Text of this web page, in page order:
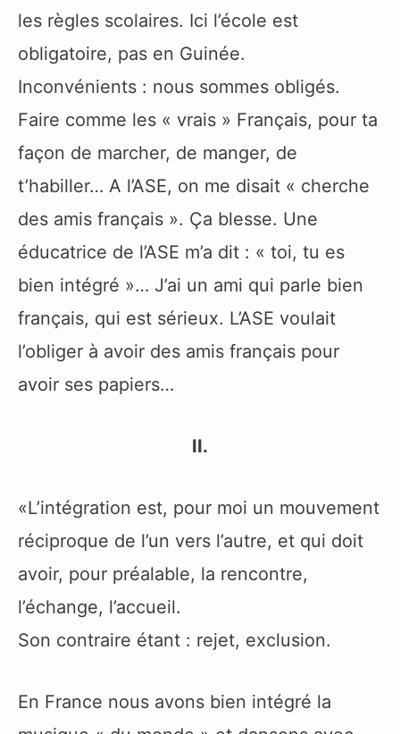
les règles scolaires. Ici l’école est
obligatoire, pas en Guinée.
Inconvénients : nous sommes obligés.
Faire comme les « vrais » Français, pour ta
façon de marcher, de manger, de
t’habiller… A l’ASE, on me disait « cherche
des amis français ». Ça blesse. Une
éducatrice de l’ASE m’a dit : « toi, tu es
bien intégré »… J’ai un ami qui parle bien
français, qui est sérieux. L’ASE voulait
l’obliger à avoir des amis français pour
avoir ses papiers…
II.
«L’intégration est, pour moi un mouvement
réciproque de l’un vers l’autre, et qui doit
avoir, pour préalable, la rencontre,
l’échange, l’accueil.
Son contraire étant : rejet, exclusion.
En France nous avons bien intégré la